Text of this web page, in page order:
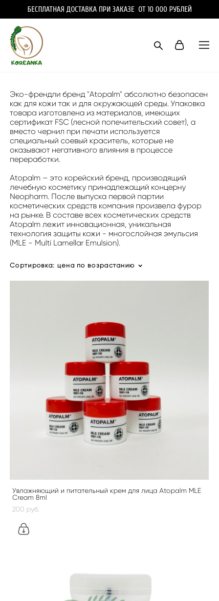
БЕСПЛАТНАЯ ДОСТАВКА ПРИ ЗАКАЗЕ ОТ 10 000 РУБЛЕЙ
Эко-френдли бренд "Atopalm" абсолютно безопасен
как для кожи так и для окружающей среды. Упаковка
товара изготовлена из материалов, имеющих
сертификат FSC (лесной попечительский совет), а
вместо чернил при печати используется
специальный соевый краситель, которые не
оказывают негативного влияния в процессе
переработки.
Atopalm – это корейский бренд, производящий
лечебную косметику принадлежащий концерну
Neopharm. После выпуска первой партии
косметических средств компания произвела фурор
на рынке. В составе всех косметических средств
Atopalm лежит инновационная, уникальная
технология защиты кожи - многослойная эмульсия
(MLE - Multi Lamellar Emulsion).
Сортировка: цена по возрастанию
Увлажняющий и питательный крем для лица Atopalm MLE
Cream 8ml
200 pуб.